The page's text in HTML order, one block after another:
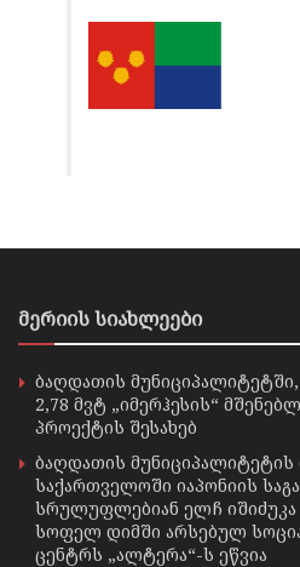
მერიის სიახლეები
ბაღდათის
2,78 მვტ „იმერჰესის“
პროექტის შესახებ
ბაღდათის მუნიციპალიტეტის
საქართველოში იაპონიის
სრულუფლებიან ელჩ იშიძუკა
სოფელ დიმში არსებულ
ცენტრს „ალტერა“-ს ეწვია